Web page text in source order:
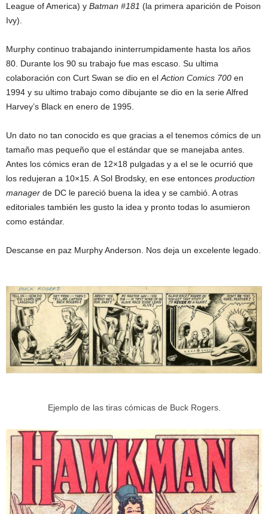
League of America) y Batman #181 (la primera aparición de Poison
Ivy).
Murphy continuo trabajando ininterrumpidamente hasta los años
80. Durante los 90 su trabajo fue mas escaso. Su ultima
colaboración con Curt Swan se dio en elAction Comics 700 en
1994 y su ultimo trabajo como dibujante se dio en la serie Alfred
Harvey’s Black en enero de 1995.
Un dato no tan conocido es que gracias a el tenemos cómics de un
tamaño mas pequeño que el estándar que se manejaba antes.
Antes los cómics eran de 12×18 pulgadas y a el se le ocurrió que
los redujeran a 10×15. A Sol Brodsky, en ese entonces production
manager de DC le pareció buena la idea y se cambió. A otras
editoriales también les gusto la idea y pronto todas lo asumieron
como estándar.
Descanse en paz Murphy Anderson. Nos deja un excelente legado.
Ejemplo de las tiras cómicas de Buck Rogers.